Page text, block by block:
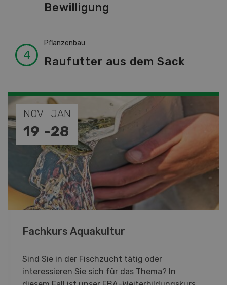
Bewilligung
Pflanzenbau
Raufutter aus dem Sack
SEP
10 -11
Demo Days 2026
Die Keller Forstmaschinen laden zu den
DemoDays 2026 nach Wiedlisbach zu Live-